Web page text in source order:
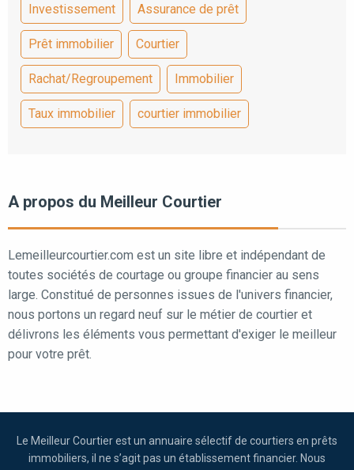
Investissement Assurance de prêt
Prêt immobilier Courtier
Rachat/Regroupement Immobilier
Taux immobilier courtier immobilier
A propos du Meilleur Courtier
Lemeilleurcourtier.com est un site libre et indépendant de
toutes sociétés de courtage ou groupe financier au sens
large. Constitué de personnes issues de l'univers financier,
nous portons un regard neuf sur le métier de courtier et
délivrons les éléments vous permettant d'exiger le meilleur
pour votre prêt.
Le Meilleur Courtier est un annuaire sélectif de courtiers en prêts
immobiliers, il ne s’agit pas un établissement financier. Nous